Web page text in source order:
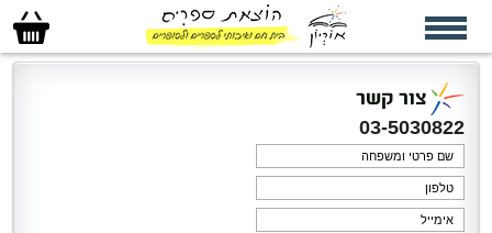
סל
הקניות
שלי
צור קשר
03-5030822